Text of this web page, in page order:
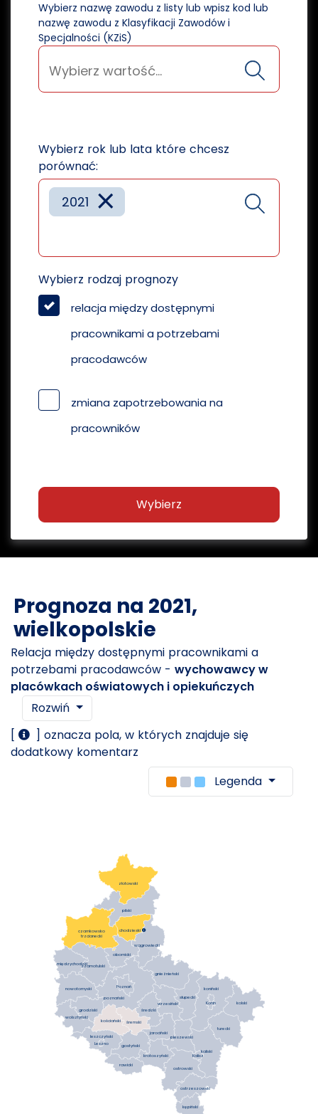
Wybierz nazwę zawodu z listy lub wpisz kod lub
nazwę zawodu z Klasyfikacji Zawodów i
Specjalności (KZiS)
Wybierz rok lub lata które chcesz
porównać:
×
2021
Wybierz rodzaj prognozy
relacja między dostępnymi
pracownikami a potrzebami
pracodawców
zmiana zapotrzebowania na
pracowników
Wybierz
Prognoza na 2021,
wielkopolskie
Relacja między dostępnymi pracownikami a
potrzebami pracodawców - wychowawcy w
placówkach oświatowych i opiekuńczych
Rozwiń
[
] oznacza pola, w których znajduje się
dodatkowy komentarz
Legenda
chodzieski
czarnkowsko
trzcianecki
gnieźnieński
gostyński
grodziski
jarociński
kaliski
kępiński
kolski
koniński
kościański
krotoszyński
leszczyński
międzychodzki
nowotomyski
obornicki
ostrowski
ostrzeszowski
pilski
pleszewski
poznański
rawicki
słupecki
szamotulski
średzki
śremski
turecki
wągrowiecki
wolsztyński
wrzesiński
złotowski
Kalisz
Konin
Leszno
Poznań